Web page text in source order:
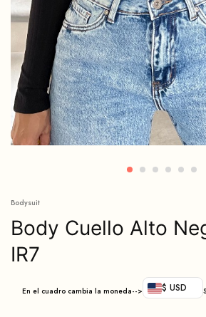
Bodysuit
Body Cuello Alto
IR7
En el cuadro cambia la moneda--> $ USD